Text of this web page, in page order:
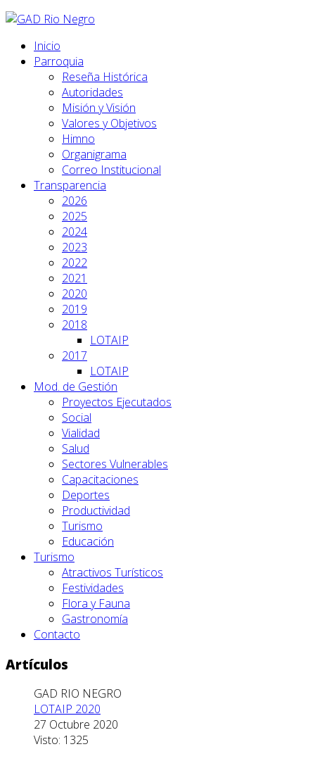
Inicio
Parroquia
Reseña Histórica
Autoridades
Misión y Visión
Valores y Objetivos
Himno
Organigrama
Correo Institucional
Transparencia
2026
2025
2024
2023
2022
2021
2020
2019
2018
LOTAIP
2017
LOTAIP
Mod. de Gestión
Proyectos Ejecutados
Social
Vialidad
Salud
Sectores Vulnerables
Capacitaciones
Deportes
Productividad
Turismo
Educación
Turismo
Atractivos Turísticos
Festividades
Flora y Fauna
Gastronomía
Contacto
Artículos
GAD RIO NEGRO
LOTAIP 2020
27 Octubre 2020
Visto: 1325